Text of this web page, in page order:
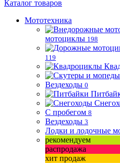
Каталог товаров
Мототехника
мотоциклы 198
119
Вездеходы 0
С пробегом 8
Вездеходы 3
Лодки и лодочные
рекомендуем
распродажа
хит продаж